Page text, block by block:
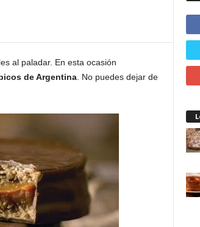
al paladar. En esta ocasión
de Argentina. No puedes dejar de